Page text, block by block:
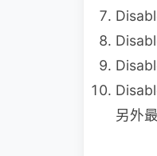
另外